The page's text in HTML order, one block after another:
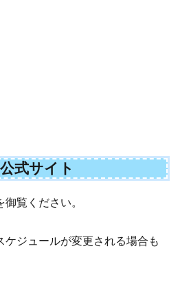
公式サイト
覧ください。
ジュールが変更される場合も